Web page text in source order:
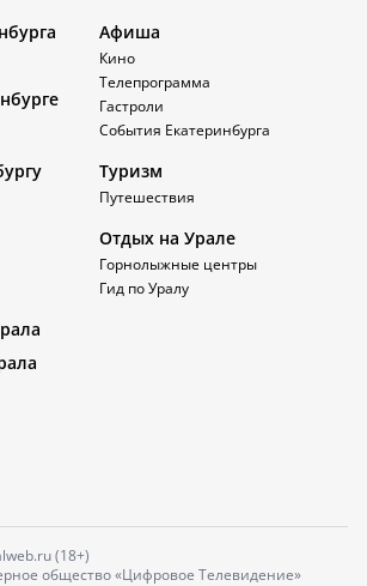
Афиша
Кино
Телепрограмма
Гастроли
События Екатеринбурга
Туризм
Путешествия
Отдых на Урале
Горнолыжные центры
Гид по Уралу
(18+)
общество «Цифровое Телевидение»